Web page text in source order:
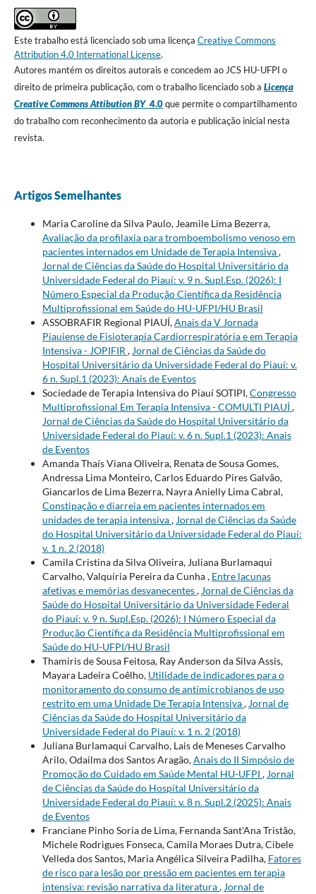
Este trabalho está licenciado sob uma licença Creative Commons
Attribution 4.0 International License.
Autores mantém os direitos autorais e concedem ao JCS HU-UFPI o
direito de primeira publicação, com o trabalho licenciado sob a Licença
Creative Commons Attibution BY4.0que permite o compartilhamento
do trabalho com reconhecimento da autoria e publicação inicial nesta
revista.
Artigos Semelhantes
Maria Caroline da Silva Paulo, Jeamile Lima Bezerra,
Avaliação da profilaxia para tromboembolismo venoso em
pacientes internados em Unidade de Terapia Intensiva,
Jornal de Ciências da Saúde do Hospital Universitário da
Universidade Federal do Piauí: v. 9 n. Supl.Esp. (2026): I
Número Especial da Produção Científica da Residência
Multiprofissional em Saúde do HU-UFPI/HU Brasil
ASSOBRAFIR Regional PIAUÍ,Anais da V Jornada
Piauiense de Fisioterapia Cardiorrespiratória e em Terapia
Intensiva - JOPIFIR,Jornal de Ciências da Saúde do
Hospital Universitário da Universidade Federal do Piauí: v.
6 n. Supl.1 (2023): Anais de Eventos
Sociedade de Terapia Intensiva do Piauí SOTIPI,Congresso
Multiprofissional Em Terapia Intensiva - COMULTI PIAUÍ,
Jornal de Ciências da Saúde do Hospital Universitário da
Universidade Federal do Piauí: v. 6 n. Supl.1 (2023): Anais
de Eventos
Amanda Thaís Viana Oliveira, Renata de Sousa Gomes,
Andressa Lima Monteiro, Carlos Eduardo Pires Galvão,
Giancarlos de Lima Bezerra, Nayra Anielly Lima Cabral,
Constipação e diarreia em pacientes internados em
unidades de terapia intensiva,Jornal de Ciências da Saúde
do Hospital Universitário da Universidade Federal do Piauí:
v. 1 n. 2 (2018)
Camila Cristina da Silva Oliveira, Juliana Burlamaqui
Carvalho, Valquíria Pereira da Cunha , Entre lacunas
afetivas e memórias desvanecentes,Jornal de Ciências da
Saúde do Hospital Universitário da Universidade Federal
do Piauí: v. 9 n. Supl.Esp. (2026): I Número Especial da
Produção Científica da Residência Multiprofissional em
Saúde do HU-UFPI/HU Brasil
Thamiris de Sousa Feitosa, Ray Anderson da Silva Assis,
Mayara Ladeira Coêlho, Utilidade de indicadores para o
monitoramento do consumo de antimicrobianos de uso
restrito em uma Unidade De Terapia Intensiva,Jornal de
Ciências da Saúde do Hospital Universitário da
Universidade Federal do Piauí: v. 1 n. 2 (2018)
Juliana Burlamaqui Carvalho, Lais de Meneses Carvalho
Arilo, Odailma dos Santos Aragão,Anais do II Simpósio de
Promoção do Cuidado em Saúde Mental HU-UFPI ,Jornal
de Ciências da Saúde do Hospital Universitário da
Universidade Federal do Piauí: v. 8 n. Supl.2 (2025): Anais
de Eventos
Franciane Pinho Soria de Lima, Fernanda Sant'Ana Tristão,
Michele Rodrigues Fonseca, Camila Moraes Dutra, Cibele
Velleda dos Santos, Maria Angélica Silveira Padilha, Fatores
de risco para lesão por pressão em pacientes em terapia
intensiva: revisão narrativa da literatura,Jornal de